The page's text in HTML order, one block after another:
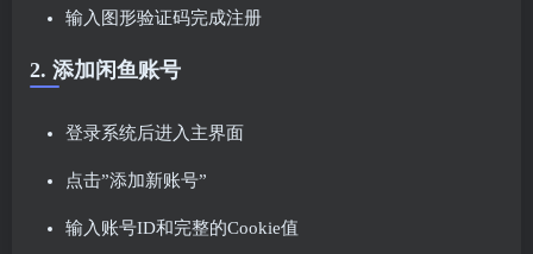
输入图形验证码完成注册
2. 添加闲鱼账号
登录系统后进入主界面
点击”添加新账号”
输入账号ID和完整的Cookie值